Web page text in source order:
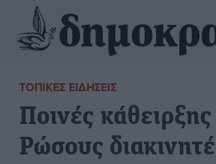
ΤΟΠΙΚΈΣ ΕΙΔΉΣΕΙΣ
Ποινές
Ρώσους